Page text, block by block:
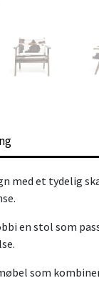
med et tydelig
en stol som
som